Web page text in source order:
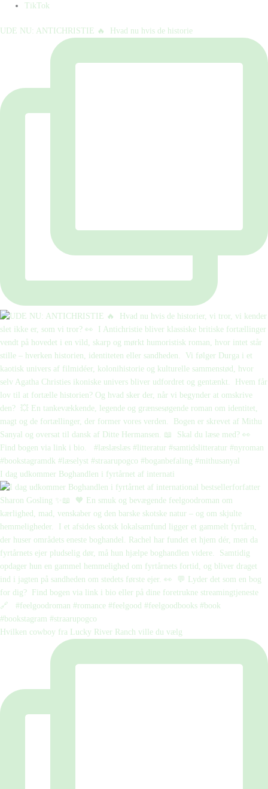
TikTok
UDE NU: ANTICHRISTIE 🔥⁠ ⁠ Hvad nu hvis de historie
I dag udkommer Boghandlen i fyrtårnet af internati
Hvilken cowboy fra Lucky River Ranch ville du vælg